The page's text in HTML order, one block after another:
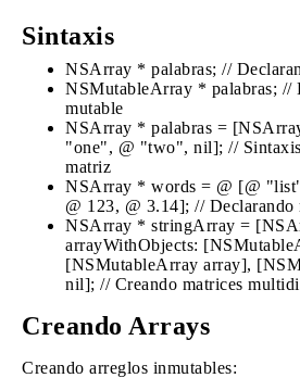
Sintaxis
NSArray * palabras; //
NSMutableArray * palabras; //
mutable
NSArray * palabras =
"one", @ "two", nil]; //
matriz
NSArray * words = @ [@
@ 123, @ 3.14]; // Declarando
NSArray * stringArray =
arrayWithObjects:
[NSMutableArray array],
nil]; // Creando matrices
Creando Arrays
Creando arreglos inmutables: